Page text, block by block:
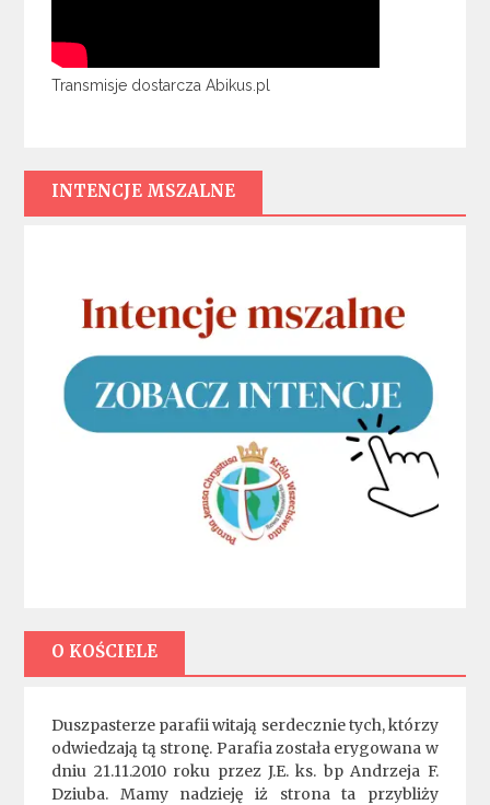
Transmisje dostarcza Abikus.pl
INTENCJE MSZALNE
O KOŚCIELE
Duszpasterze parafii witają serdecznie tych, którzy
odwiedzają tą stronę. Parafia została erygowana w
dniu 21.11.2010 roku przez J.E. ks. bp Andrzeja F.
Dziuba. Mamy nadzieję iż strona ta przybliży